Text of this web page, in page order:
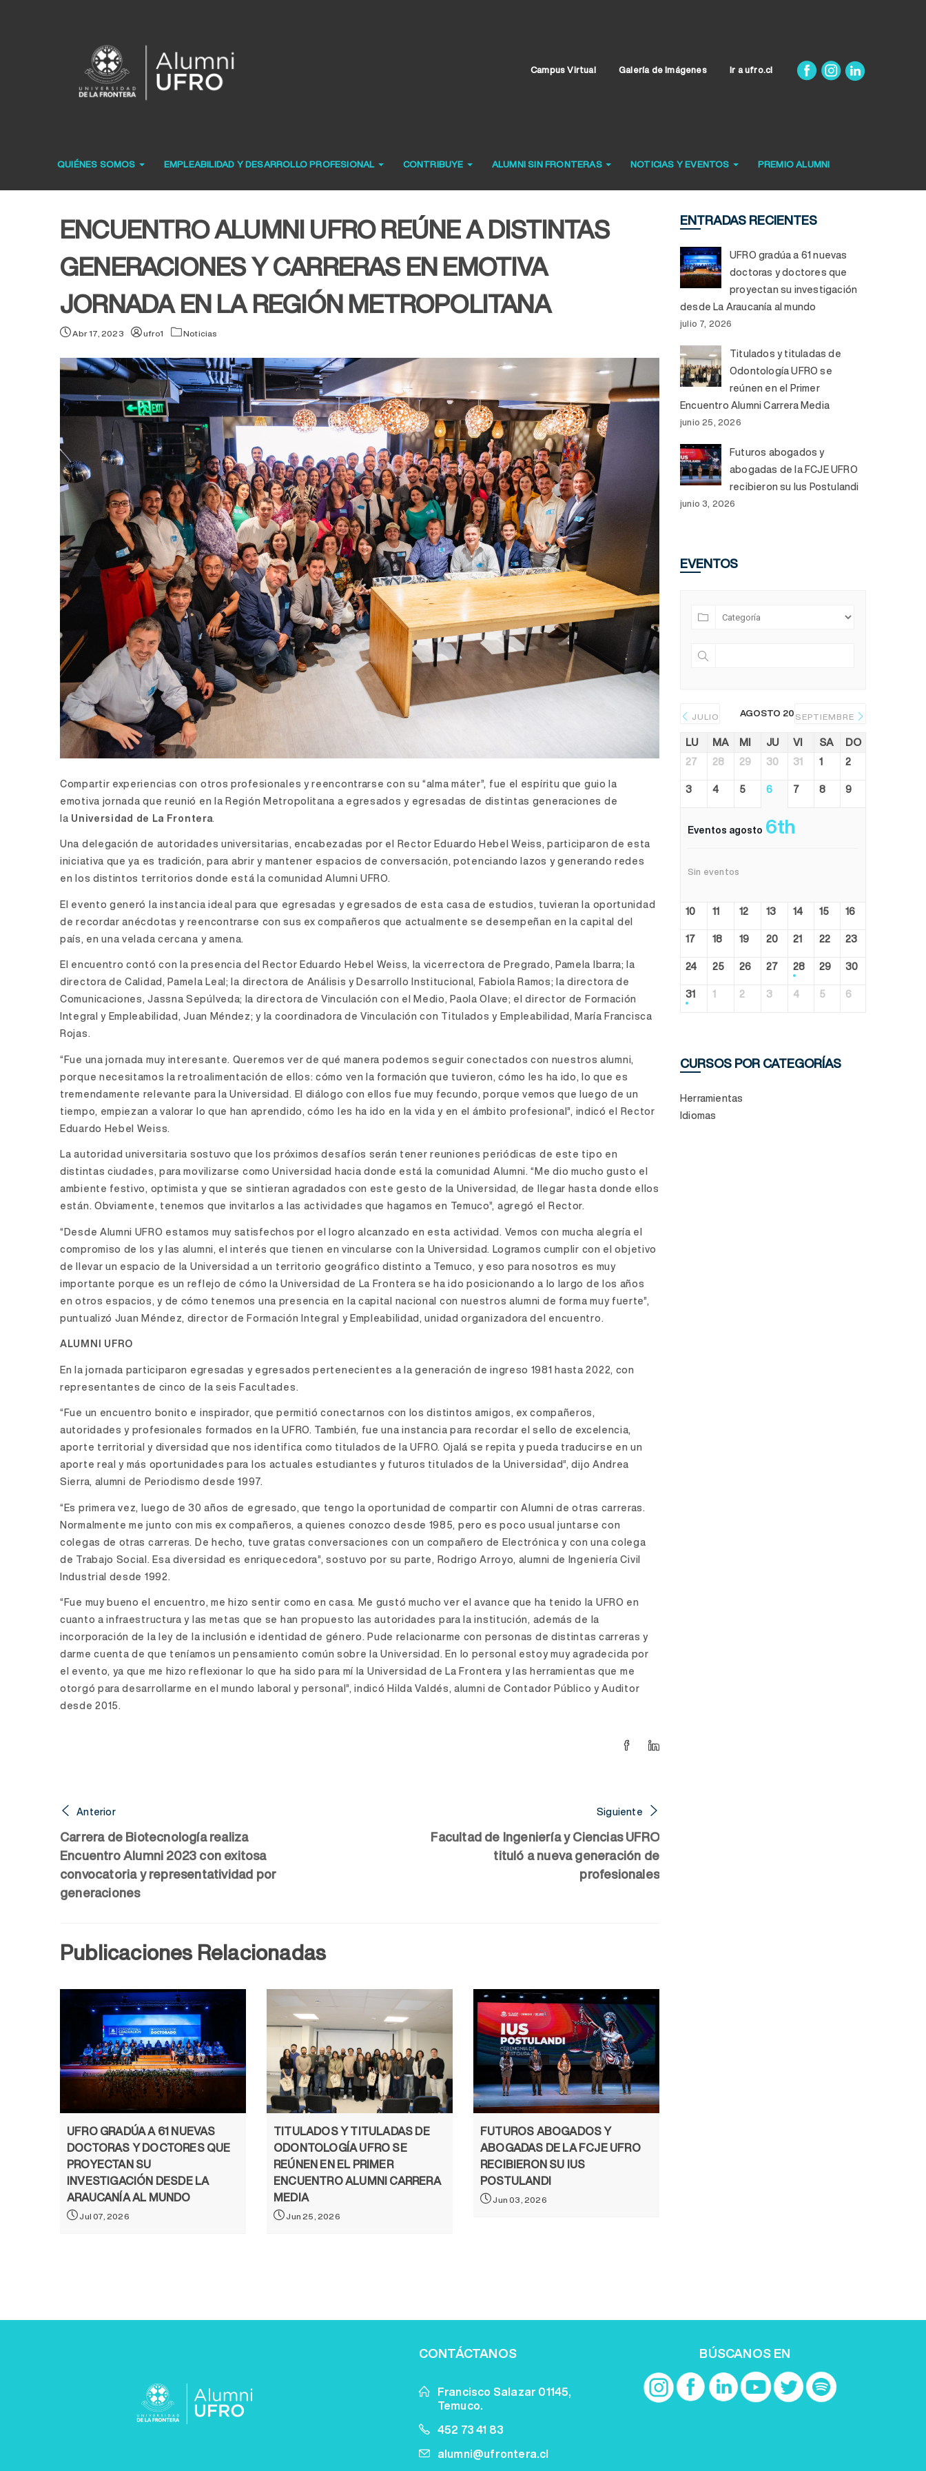
Campus Virtual Galería de Imágenes Ir a ufro.cl
QUIÉNES SOMOS EMPLEABILIDAD Y DESARROLLO PROFESIONAL CONTRIBUYE ALUMNI SIN FRONTERAS NOTICIAS Y EVENTOS PREMIO ALUMNI
ENCUENTRO ALUMNI UFRO REÚNE A DISTINTAS
GENERACIONES Y CARRERAS EN EMOTIVA
JORNADA EN LA REGIÓN METROPOLITANA
Abr 17, 2023 ufro1 Noticias
Compartir experiencias con otros profesionales y reencontrarse con su “alma máter”, fue el espíritu que guio la
emotiva jornada que reunió en la Región Metropolitana a egresados y egresadas de distintas generaciones de
la Universidad de La Frontera
Una delegación de autoridades universitarias, encabezadas por el Rector Eduardo Hebel Weiss, participaron de esta
iniciativa que ya es tradición, para abrir y mantener espacios de conversación, potenciando lazos y generando redes
en los distintos territorios donde está la comunidad Alumni UFRO.
El evento generó la instancia ideal para que egresadas y egresados de esta casa de estudios, tuvieran la oportunidad
de recordar anécdotas y reencontrarse con sus ex compañeros que actualmente se desempeñan en la capital del
país, en una velada cercana y amena.
El encuentro contó con la presencia del Rector Eduardo Hebel Weiss, la vicerrectora de Pregrado, Pamela Ibarra; la
directora de Calidad, Pamela Leal; la directora de Análisis y Desarrollo Institucional, Fabiola Ramos; la directora de
Comunicaciones, Jassna Sepúlveda; la directora de Vinculación con el Medio, Paola Olave; el director de Formación
Integral y Empleabilidad, Juan Méndez; y la coordinadora de Vinculación con Titulados y Empleabilidad, María Francisca
Rojas.
“Fue una jornada muy interesante. Queremos ver de qué manera podemos seguir conectados con nuestros alumni,
porque necesitamos la retroalimentación de ellos: cómo ven la formación que tuvieron, cómo les ha ido, lo que es
tremendamente relevante para la Universidad. El diálogo con ellos fue muy fecundo, porque vemos que luego de un
tiempo, empiezan a valorar lo que han aprendido, cómo les ha ido en la vida y en el ámbito profesional”, indicó el Rector
Eduardo Hebel Weiss.
La autoridad universitaria sostuvo que los próximos desafíos serán tener reuniones periódicas de este tipo en
distintas ciudades, para movilizarse como Universidad hacia donde está la comunidad Alumni. “Me dio mucho gusto el
ambiente festivo, optimista y que se sintieran agradados con este gesto de la Universidad, de llegar hasta donde ellos
están. Obviamente, tenemos que invitarlos a las actividades que hagamos en Temuco”, agregó el Rector.
“Desde Alumni UFRO estamos muy satisfechos por el logro alcanzado en esta actividad. Vemos con mucha alegría el
compromiso de los y las alumni, el interés que tienen en vincularse con la Universidad. Logramos cumplir con el objetivo
de llevar un espacio de la Universidad a un territorio geográfico distinto a Temuco, y eso para nosotros es muy
importante porque es un reflejo de cómo la Universidad de La Frontera se ha ido posicionando a lo largo de los años
en otros espacios, y de cómo tenemos una presencia en la capital nacional con nuestros alumni de forma muy fuerte”,
puntualizó Juan Méndez, director de Formación Integral y Empleabilidad, unidad organizadora del encuentro.
ALUMNI UFRO
En la jornada participaron egresadas y egresados pertenecientes a la generación de ingreso 1981 hasta 2022, con
representantes de cinco de la seis Facultades.
“Fue un encuentro bonito e inspirador, que permitió conectarnos con los distintos amigos, ex compañeros,
autoridades y profesionales formados en la UFRO. También, fue una instancia para recordar el sello de excelencia,
aporte territorial y diversidad que nos identifica como titulados de la UFRO. Ojalá se repita y pueda traducirse en un
aporte real y más oportunidades para los actuales estudiantes y futuros titulados de la Universidad”, dijo Andrea
Sierra, alumni de Periodismo desde 1997.
“Es primera vez, luego de 30 años de egresado, que tengo la oportunidad de compartir con Alumni de otras carreras.
Normalmente me junto con mis ex compañeros, a quienes conozco desde 1985, pero es poco usual juntarse con
colegas de otras carreras. De hecho, tuve gratas conversaciones con un compañero de Electrónica y con una colega
de Trabajo Social. Esa diversidad es enriquecedora”, sostuvo por su parte, Rodrigo Arroyo, alumni de Ingeniería Civil
Industrial desde 1992.
“Fue muy bueno el encuentro, me hizo sentir como en casa. Me gustó mucho ver el avance que ha tenido la UFRO en
cuanto a infraestructura y las metas que se han propuesto las autoridades para la institución, además de la
incorporación de la ley de la inclusión e identidad de género. Pude relacionarme con personas de distintas carreras y
darme cuenta de que teníamos un pensamiento común sobre la Universidad. En lo personal estoy muy agradecida por
el evento, ya que me hizo reflexionar lo que ha sido para mí la Universidad de La Frontera y las herramientas que me
otorgó para desarrollarme en el mundo laboral y personal”, indicó Hilda Valdés, alumni de Contador Público y Auditor
desde 2015.
Anterior
Carrera de Biotecnología realiza
Encuentro Alumni 2023 con exitosa
convocatoria y representatividad por
generaciones
Siguiente
Facultad de Ingeniería y Ciencias UFRO
tituló a nueva generación de
profesionales
Publicaciones Relacionadas
UFRO GRADÚA A 61 NUEVAS
DOCTORAS Y DOCTORES QUE
PROYECTAN SU
INVESTIGACIÓN DESDE LA
ARAUCANÍA AL MUNDO
Jul 07, 2026
TITULADOS Y TITULADAS DE
ODONTOLOGÍA UFRO SE
REÚNEN EN EL PRIMER
ENCUENTRO ALUMNI CARRERA
MEDIA
Jun 25, 2026
FUTUROS ABOGADOS Y
ABOGADAS DE LA FCJE UFRO
RECIBIERON SU IUS
POSTULANDI
Jun 03, 2026
ENTRADAS RECIENTES
UFRO gradúa a 61 nuevas
doctoras y doctores que
proyectan su investigación
desde La Araucanía al mundo
julio 7, 2026
Titulados y tituladas de
Odontología UFRO se
reúnen en el Primer
Encuentro Alumni Carrera Media
junio 25, 2026
Futuros abogados y
abogadas de la FCJE UFRO
recibieron su Ius Postulandi
junio 3, 2026
EVENTOS
JULIO AGOSTO 2026SEPTIEMBRE
LU MA MI JU VI SA DO
27 28 29 30 31 1 2
3 4 5 6 7 8 9
Eventos agosto 6th
Sin eventos
10 11 12 13 14 15 16
17 18 19 20 21 22 23
24 25 26 27 28 29 30
31 1 2 3 4 5 6
CURSOS POR CATEGORÍAS
Herramientas
Idiomas
CONTÁCTANOS
Francisco Salazar 01145,
Temuco.
452 73 41 83
alumni@ufrontera.cl
BÚSCANOS EN